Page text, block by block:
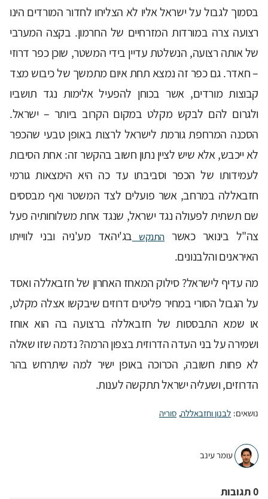
בסמוך לגבול על ישראל אליו לא הצליחו לחדור המורדים הינו
רצועה צרה במורדות המזרחיים של החרמון. בקצה המערבי
של אותה רצועה, הנשלטת עדיין בידי המשטר, שוכן כפר דרוזי
– חאדר. גם כפר זה נמצא תחת איום מתמשך של כיבוש מצד
קבוצות מורדים, אשר בכוחן להפעיל אלימות נגד תושביו
ולגרום להם לבקש מקלט במקום הקרוב ביותר – ישראל.
הסכנה המרחפת גורמת לישראל לרצות באופן טבעי שהכפר
לא ייכבש, אלא שיש לציין נתון חשוב בהקשר זה: אחת הסיבות
לעמידותו של הכפר וסביבתו עד כה היא הימצאות גורמי
חזבאללה במרחב, אשר פועלים לצד המשטר ואף מבססים
שם תשתית לפעולה נגד ישראל, שנגד אחת משלוחותיה פעל
צה"ל בינואר כאשר התנקש בג'יהאד מע'ניה ובני לווייתו
האיראנים והלבנונים.
מה עדיף לישראל? סילוק המאחז האחרון של חזבאללה ואסד
על הגבול הסורי במחיר פליטים דרוזים שיבקשו אצלה מקלט,
או שמא התבססות של חזבאללה ברצועה בה הוא אוחז
ושמירה על בני העדה הדרוזית בצפון הרמה? נדמה שזו שאלה
לא פחות חשובה, הכרוכה באופן ישיר למה שיתרחש בהר
הדרוזים, ושעליה ישראל תתקשה לענות.
נושאים: לבנון וחזבאללה, סוריה
עומר עינב
0 תגובות